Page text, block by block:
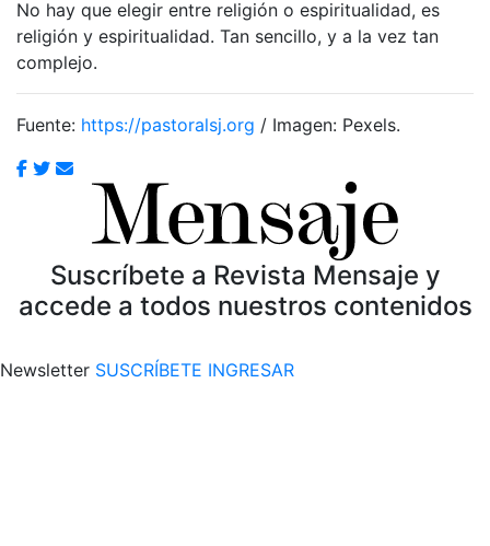
No hay que elegir entre religión o espiritualidad, es
religión y espiritualidad. Tan sencillo, y a la vez tan
complejo.
Fuente: https://pastoralsj.org / Imagen: Pexels.
Suscríbete a Revista Mensaje y
accede a todos nuestros contenidos
Newsletter SUSCRÍBETE INGRESAR